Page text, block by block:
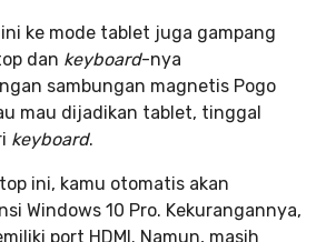
ke mode tablet juga gampang
dan keyboard-nya
sambungan magnetis Pogo
mau dijadikan tablet, tinggal
keyboard.
ini, kamu otomatis akan
Windows 10 Pro. Kekurangannya,
port HDMI. Namun, masih